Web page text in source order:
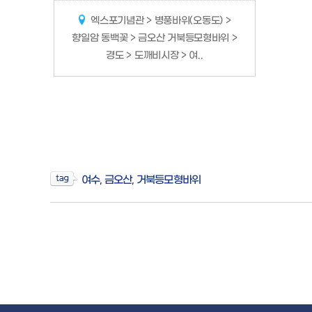
엑스포기념관 > 병풍바위(오동도) >
향일암 동백꽃 > 금오산 거북등모형바위 >
경도 > 도깨비시장 > 여..
여수, 금오산, 거북등모형바위